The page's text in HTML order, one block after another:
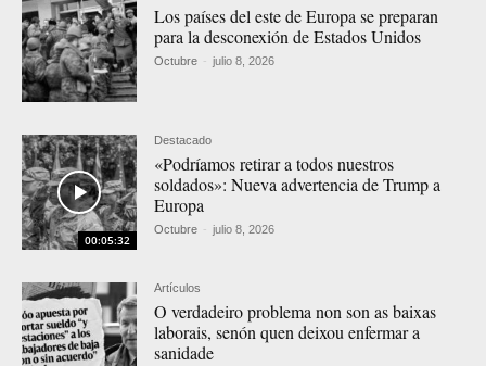
Los países del este de Europa se preparan
para la desconexión de Estados Unidos
Octubre - julio 8, 2026
00:05:32
Destacado
«Podríamos retirar a todos nuestros
soldados»: Nueva advertencia de Trump a
Europa
Octubre - julio 8, 2026
Artículos
O verdadeiro problema non son as baixas
laborais, senón quen deixou enfermar a
sanidade